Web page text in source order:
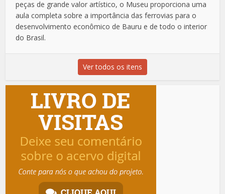
peças de grande valor artístico, o Museu proporciona uma
aula completa sobre a importância das ferrovias para o
desenvolvimento econômico de Bauru e de todo o interior
do Brasil.
Ver todos os itens